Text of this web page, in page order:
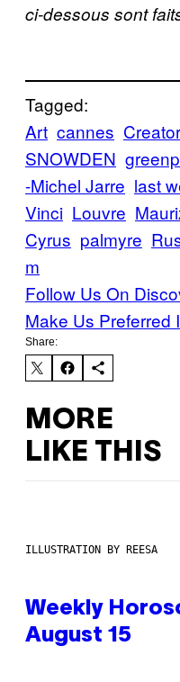
ci-dessous sont
Tagged:
Art cannes
SNOWDEN
-Michel Jarre last
Vinci Louvre
Cyrus palmyre
m
Follow Us On
Make Us Preferred
Share:
MORE
LIKE THIS
ILLUSTRATION BY REESA
Weekly
August 15